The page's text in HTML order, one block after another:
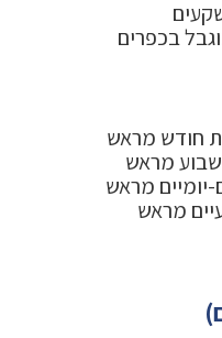
בכפרים
חודש מראש
שבוע מראש
יומיים מראש
מראש